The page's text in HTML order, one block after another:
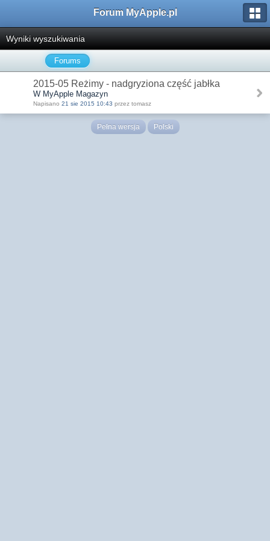
Forum MyApple.pl
Wyniki wyszukiwania
Forums
2015-05 Reżimy - nadgryziona część jabłka
W MyApple Magazyn
Napisano 21 sie 2015 10:43 przez tomasz
Pełna wersja Polski